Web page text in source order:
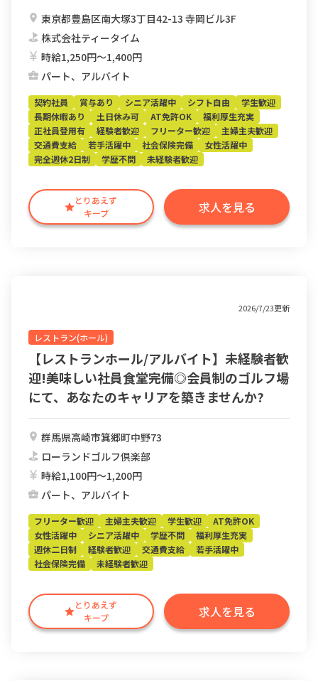
東京都豊島区南大塚3丁目42-13 寺岡ビル3F
株式会社ティータイム
時給1,250円〜1,400円
パート、アルバイト
とりあえず
キープ
求人を見る
契約社員 賞与あり シニア活躍中 シフト自由
学生歓迎
長期休暇あり
土日休み可 AT免許OK
福利厚生充実
正社員登用有
経験者歓迎 フリーター歓迎
主婦主夫歓迎
交通費支給
若手活躍中 社会保険完備
女性活躍中
完全週休2日制
学歴不問 未経験者歓迎
2026/7/23更新
レストラン(ホール)
【レストランホール/アルバイト】未経験者歓
迎!美味しい社員食堂完備◎会員制のゴルフ場
にて、あなたのキャリアを築きませんか?
群馬県高崎市箕郷町中野73
ローランドゴルフ倶楽部
時給1,100円〜1,200円
パート、アルバイト
とりあえず
キープ
求人を見る
フリーター歓迎 主婦主夫歓迎 学生歓迎
AT免許OK
女性活躍中
シニア活躍中 学歴不問
福利厚生充実
週休二日制
経験者歓迎 交通費支給
若手活躍中
社会保険完備
未経験者歓迎